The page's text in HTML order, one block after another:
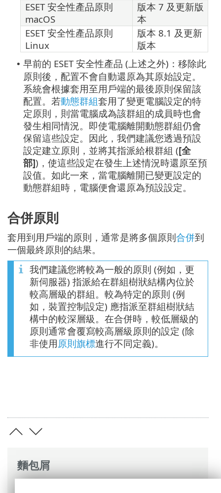
麵包屑
ESET 安全性產品原則
macOS
版本 7 及更新版
本
ESET 安全性產品原則
Linux
版本 8.1 及更新
版本
• 早前的 ESET 安全性產品 (上述之外)：移除此
原則後，配置不會自動還原為其原始設定。
系統會根據套用至用戶端的最後原則保留該
配置。若動態群組套用了變更電腦設定的特
定原則，則當電腦成為該群組的成員時也會
發生相同情況。即使電腦離開動態群組仍會
保留這些設定。因此，我們建議您透過預設
設定建立原則，並將其指派給根群組 ([全
部])，使這些設定在發生上述情況時還原至預
設值。如此一來，當電腦離開已變更設定的
動態群組時，電腦便會還原為預設設定。
合併原則
套用到用戶端的原則，通常是將多個原則合併到
一個最終原則的結果。
我們建議您將較為一般的原則 (例如，更
新伺服器) 指派給在群組樹狀結構內位於
較高層級的群組。較為特定的原則 (例
如，裝置控制設定) 應指派至群組樹狀結
構中的較深層級。在合併時，較低層級的
原則通常會覆寫較高層級原則的設定 (除
非使用原則旗標進行不同定義)。